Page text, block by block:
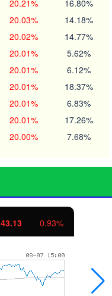
20.21% 16.80%
20.03% 14.18%
20.02% 14.77%
20.01% 5.62%
20.01% 6.12%
20.01% 18.37%
20.01% 6.83%
20.01% 17.26%
20.00% 7.68%
11.37 1.01%